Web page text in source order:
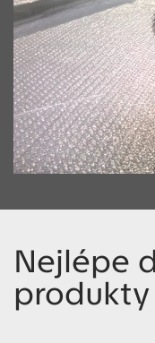
Nejlépe
produkty